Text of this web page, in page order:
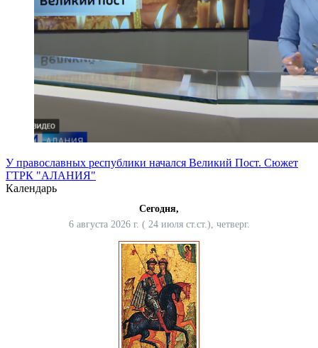
У православных республики начался Великий Пост. Сюжет
ГТРК "АЛАНИЯ"
Календарь
Сегодня,
6 августа 2026 г. ( 24 июля ст.ст.), четверг.